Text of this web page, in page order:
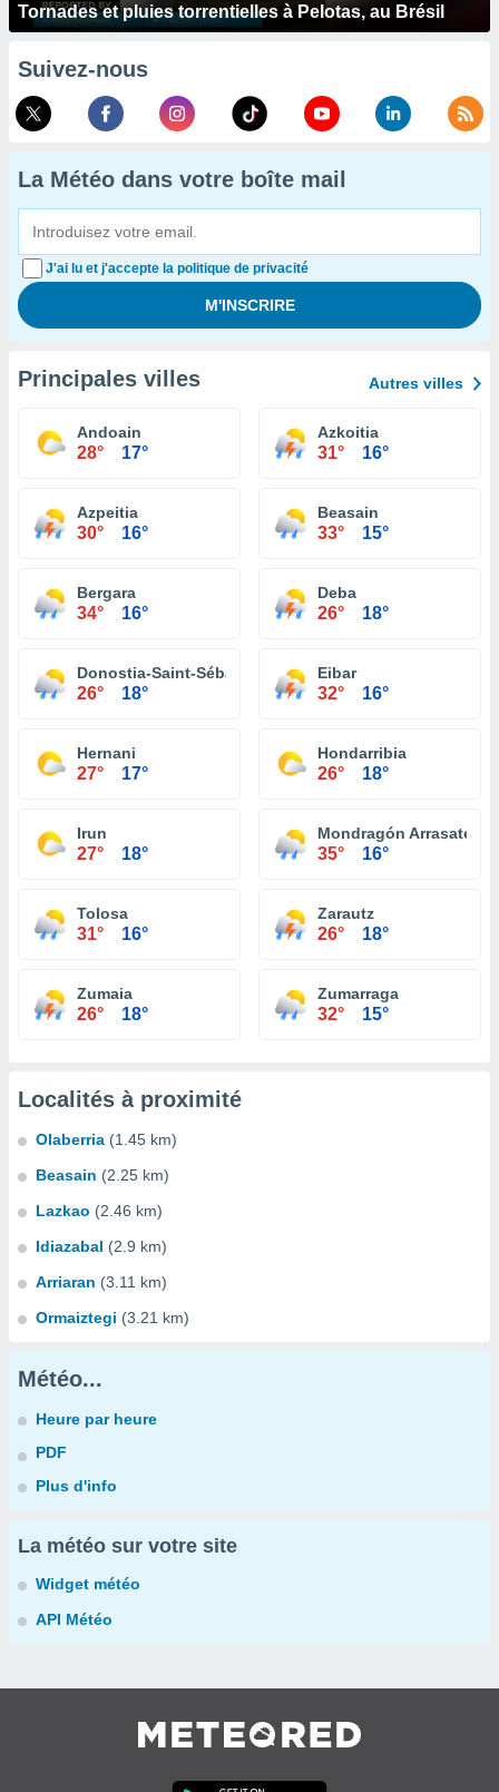
Tornades et pluies torrentielles à Pelotas, au Brésil
Suivez-nous
La Météo dans votre boîte mail
J'ai lu et j'accepte la politique de privacité
Principales villes Autres villes
Andoain
28° 17°
Azkoitia
31° 16°
Azpeitia
30° 16°
Beasain
33° 15°
Bergara
34° 16°
Deba
26° 18°
Donostia-Saint-Sébastien
26° 18°
Eibar
32° 16°
Hernani
27° 17°
Hondarribia
26° 18°
Irun
27° 18°
Mondragón Arrasate
35° 16°
Tolosa
31° 16°
Zarautz
26° 18°
Zumaia
26° 18°
Zumarraga
32° 15°
Localités à proximité
Olaberria (1.45 km)
Beasain (2.25 km)
Lazkao (2.46 km)
Idiazabal (2.9 km)
Arriaran (3.11 km)
Ormaiztegi (3.21 km)
Météo...
Heure par heure
PDF
Plus d'info
La météo sur votre site
Widget météo
API Météo